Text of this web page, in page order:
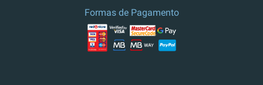
Formas de Pagamento